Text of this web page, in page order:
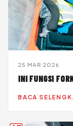
25 MAR 2026
INI FUNGSI
BACA